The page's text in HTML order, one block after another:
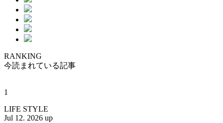
RANKING
今読まれている記事
1
LIFE STYLE
Jul 12. 2026 up